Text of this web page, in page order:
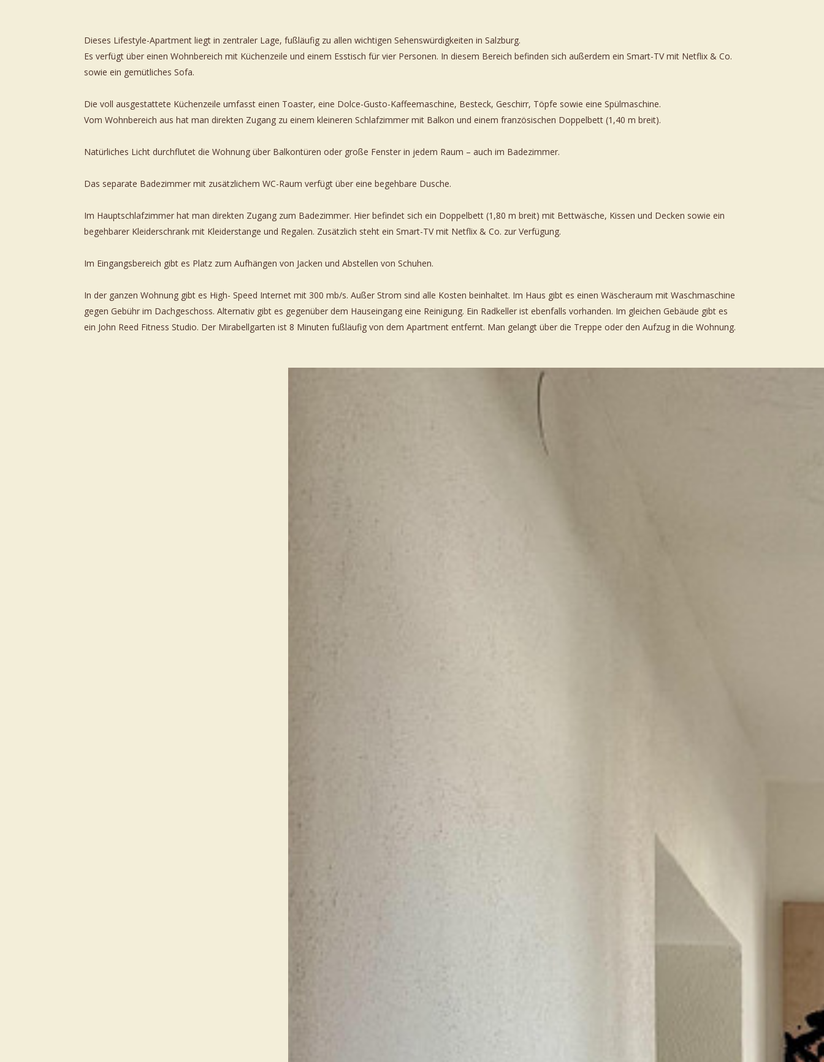
53m² | 3. Stock 3 Zimmer
Dieses Lifestyle-Apartment liegt in zentraler Lage, fußläufig zu allen wichtigen Sehenswürdigkeiten in Salzburg.
Es verfügt über einen Wohnbereich mit Küchenzeile und einem Esstisch für vier Personen. In diesem Bereich befinden sich außerdem ein Smart-TV mit Netflix & Co.
sowie ein gemütliches Sofa.
Die voll ausgestattete Küchenzeile umfasst einen Toaster, eine Dolce-Gusto-Kaffeemaschine, Besteck, Geschirr, Töpfe sowie eine Spülmaschine.
Vom Wohnbereich aus hat man direkten Zugang zu einem kleineren Schlafzimmer mit Balkon und einem französischen Doppelbett (1,40 m breit).
Natürliches Licht durchflutet die Wohnung über Balkontüren oder große Fenster in jedem Raum – auch im Badezimmer.
Das separate Badezimmer mit zusätzlichem WC-Raum verfügt über eine begehbare Dusche.
Im Hauptschlafzimmer hat man direkten Zugang zum Badezimmer. Hier befindet sich ein Doppelbett (1,80 m breit) mit Bettwäsche, Kissen und Decken sowie ein
begehbarer Kleiderschrank mit Kleiderstange und Regalen. Zusätzlich steht ein Smart-TV mit Netflix & Co. zur Verfügung.
Im Eingangsbereich gibt es Platz zum Aufhängen von Jacken und Abstellen von Schuhen.
In der ganzen Wohnung gibt es High- Speed Internet mit 300 mb/s. Außer Strom sind alle Kosten beinhaltet. Im Haus gibt es einen Wäscheraum mit Waschmaschine
gegen Gebühr im Dachgeschoss. Alternativ gibt es gegenüber dem Hauseingang eine Reinigung. Ein Radkeller ist ebenfalls vorhanden. Im gleichen Gebäude gibt es
ein John Reed Fitness Studio. Der Mirabellgarten ist 8 Minuten fußläufig von dem Apartment entfernt. Man gelangt über die Treppe oder den Aufzug in die Wohnung.